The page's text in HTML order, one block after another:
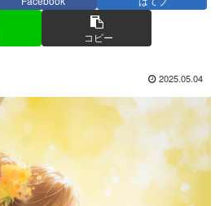
コピー
2025.05.04